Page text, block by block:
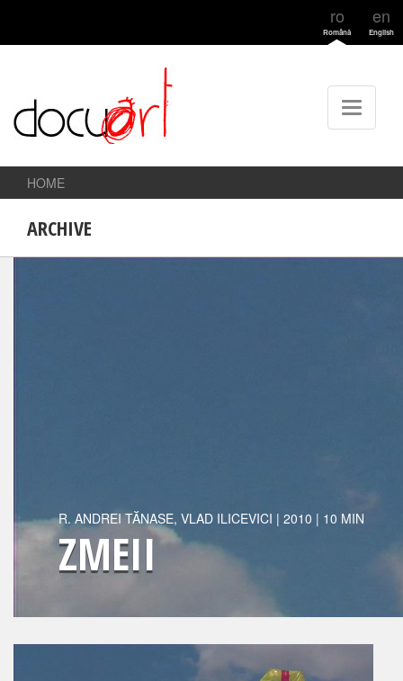
ro
Română
en
English
HOME
ARCHIVE
R. ANDREI TĂNASE, VLAD ILICEVICI | 2010 | 10 MIN
ZMEII